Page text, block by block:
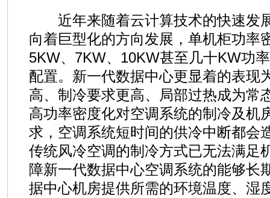
近年来随着云计算技术的快速发
向着巨型化的方向发展，单机柜功率
5KW、7KW、10KW甚至几十KW功
配置。新一代数据中心更显着的表现
高、制冷要求更高、局部过热成为常
高功率密度化对空调系统的制冷及机
求，空调系统短时间的供冷中断都会
传统风冷空调的制冷方式已无法满足
障新一代数据中心空调系统的能够长
据中心机房提供所需的环境温度、湿